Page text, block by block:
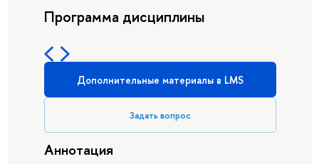
Программа дисциплины
Дополнительные материалы в LMS
Задать вопрос
Аннотация